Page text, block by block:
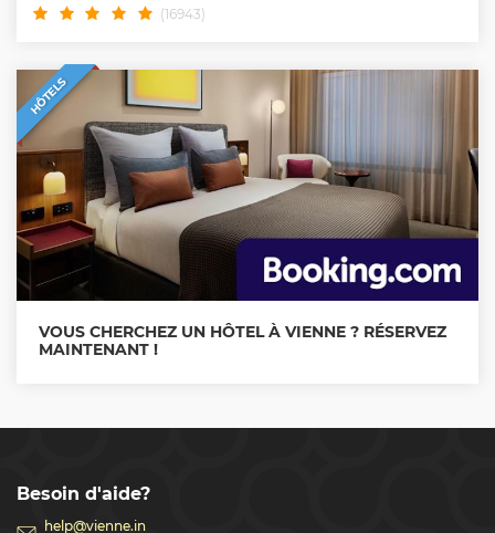
(16943)
HÔTELS
VOUS CHERCHEZ UN HÔTEL À VIENNE ? RÉSERVEZ
MAINTENANT !
Besoin d'aide?
help@vienne.in